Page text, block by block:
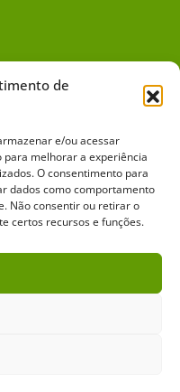
de
e/ou acessar
para melhorar a experiência
O consentimento para
dados como comportamento
Não consentir ou retirar o
certos recursos e funções.
Anuncie
Todos os direitos